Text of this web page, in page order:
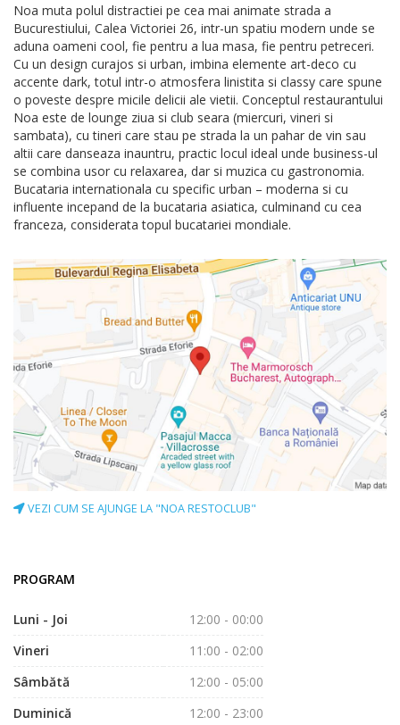
Noa muta polul distractiei pe cea mai animate strada a
Bucurestiului, Calea Victoriei 26, intr-un spatiu modern unde se
aduna oameni cool, fie pentru a lua masa, fie pentru petreceri.
Cu un design curajos si urban, imbina elemente art-deco cu
accente dark, totul intr-o atmosfera linistita si classy care spune
o poveste despre micile delicii ale vietii. Conceptul restaurantului
Noa este de lounge ziua si club seara (miercuri, vineri si
sambata), cu tineri care stau pe strada la un pahar de vin sau
altii care danseaza inauntru, practic locul ideal unde business-ul
se combina usor cu relaxarea, dar si muzica cu gastronomia.
Bucataria internationala cu specific urban – moderna si cu
influente incepand de la bucataria asiatica, culminand cu cea
franceza, considerata topul bucatariei mondiale.
VEZI CUM SE AJUNGE LA "NOA RESTOCLUB"
PROGRAM
Luni - Joi
12:00 - 00:00
Vineri
11:00 - 02:00
Sâmbătă
12:00 - 05:00
Duminică
12:00 - 23:00